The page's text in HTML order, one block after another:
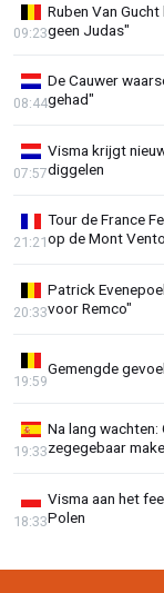
Ruben Van
geen Judas"
09:23
De Cauwer
gehad"
08:44
Visma krijgt
diggelen
07:57
Tour de France
op de Mont
21:21
Patrick
voor Remco"
20:33
Gemengde
19:59
Na lang wachten:
zegegebaar
19:33
Visma aan het
Polen
18:33